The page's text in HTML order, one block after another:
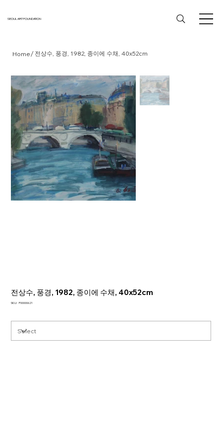
SEOUL ART FOUNDATION
Home/ 전상수, 풍경, 1982, 종이에 수채, 40x52cm
전상수, 풍경, 1982, 종이에 수채, 40x52cm
SKU: SKU
P00000621